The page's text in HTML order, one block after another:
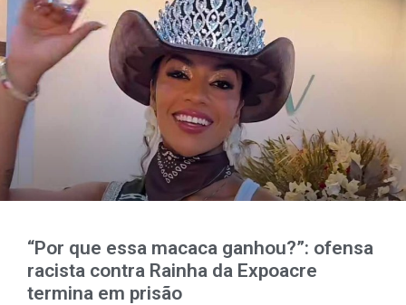
“Por que essa macaca ganhou?”: ofensa
racista contra Rainha da Expoacre
termina em prisão